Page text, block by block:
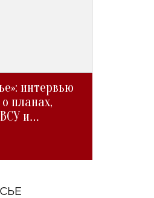
интервью
планах,
и